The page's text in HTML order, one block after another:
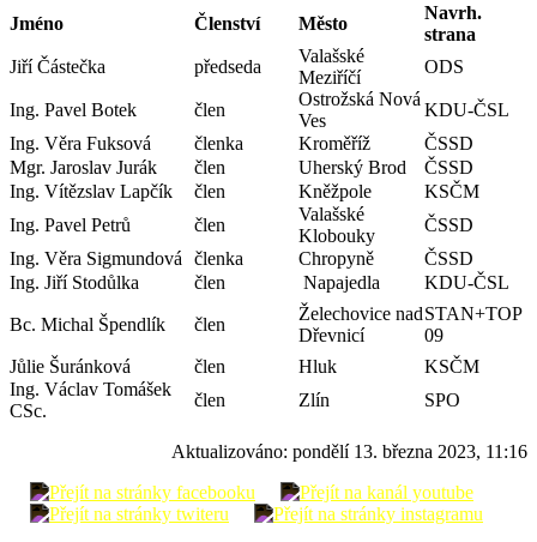
Jméno Členství Město
Navrh.
strana
Jiří Částečka
předseda
Valašské
Meziříčí
ODS
Ing. Pavel Botek člen
Ostrožská Nová
Ves
KDU-ČSL
Ing. Věra Fuksová
členka Kroměříž
ČSSD
Mgr. Jaroslav Jurák
člen Uherský Brod
ČSSD
Ing. Vítězslav Lapčík
člen Kněžpole
KSČM
Ing. Pavel Petrů
člen
Valašské
Klobouky
ČSSD
Ing. Věra Sigmundová
členka Chropyně
ČSSD
Ing. Jiří Stodůlka
člen Napajedla KDU-ČSL
Bc. Michal Špendlík člen
Želechovice nad
Dřevnicí
STAN+TOP
09
Jůlie Šuránková
člen Hluk
KSČM
Ing. Václav Tomášek
CSc.
člen Zlín SPO
Aktualizováno: pondělí 13. března 2023, 11:16